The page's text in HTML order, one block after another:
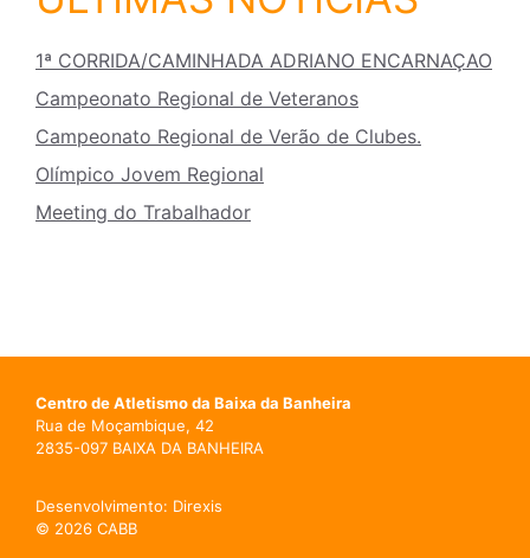
1ª CORRIDA/CAMINHADA ADRIANO ENCARNAÇAO
Campeonato Regional de Veteranos
Campeonato Regional de Verão de Clubes.
Olímpico Jovem Regional
Meeting do Trabalhador
Centro de Atletismo da Baixa da Banheira
Rua de Moçambique, 42
2835-097 BAIXA DA BANHEIRA
Desenvolvimento: Direxis
© 2026 CABB